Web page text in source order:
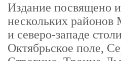
Издание посвящено
нескольких районов
и северо-западе
Октябрьское поле,